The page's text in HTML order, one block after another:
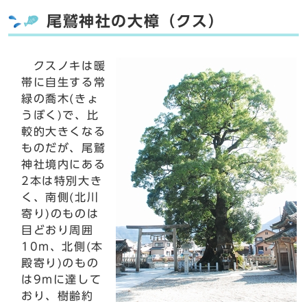
尾鷲神社の大樟（クス）
クスノキは暖
帯に自生する常
緑の喬木(きょ
うぼく)で、比
較的大きくなる
ものだが、尾鷲
神社境内にある
2本は特別大き
く、南側(北川
寄り)のものは
目どおり周囲
10m、北側(本
殿寄り)のもの
は9mに達して
おり、樹齢約